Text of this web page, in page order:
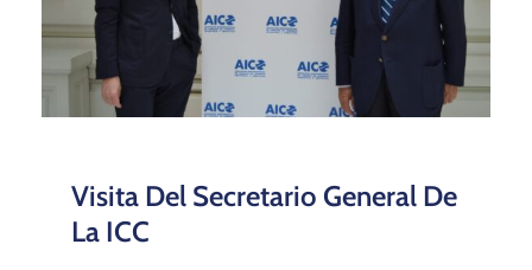
Visita Del Secretario General De
La ICC